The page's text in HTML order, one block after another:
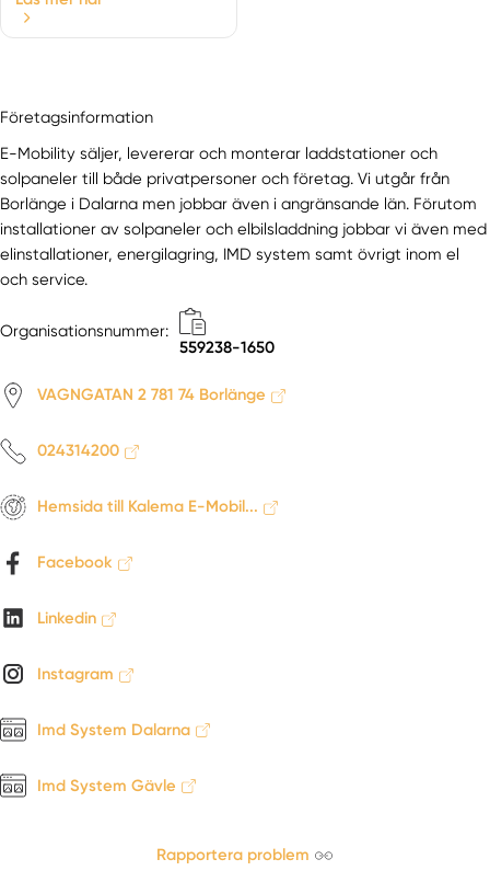
Företagsinformation
E-Mobility säljer, levererar och monterar laddstationer och
solpaneler till både privatpersoner och företag. Vi utgår från
Borlänge i Dalarna men jobbar även i angränsande län. Förutom
installationer av solpaneler och elbilsladdning jobbar vi även med
elinstallationer, energilagring, IMD system samt övrigt inom el
och service.
Organisationsnummer:
559238-1650
VAGNGATAN 2 781 74 Borlänge
024314200
Hemsida till Kalema E-Mobil...
Facebook
Linkedin
Instagram
Imd System Dalarna
Imd System Gävle
Rapportera problem